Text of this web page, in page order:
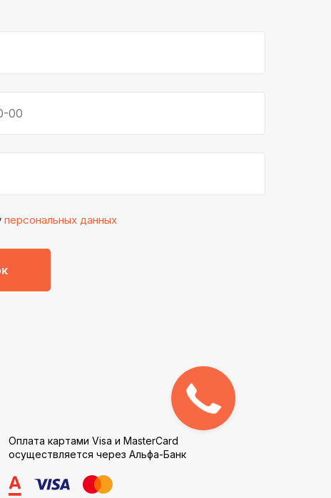
персональных данных
Оплата картами Visa и MasterCard
осуществляется через Альфа-Банк
Обратный
звонок